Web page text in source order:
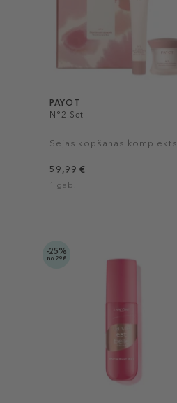
PAYOT
N°2 Set
Sejas kopšanas komplekts
59,99 €
1 gab.
-25%
no 29€